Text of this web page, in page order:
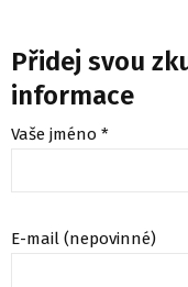
Přidej svou
informace
Vaše jméno *
E-mail (nepovinné)